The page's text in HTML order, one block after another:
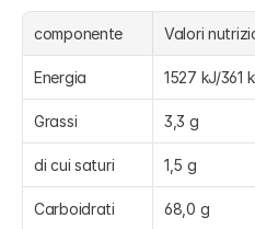
componente Valori
Energia 1527 kJ/361
Grassi 3,3 g
di cui saturi 1,5 g
Carboidrati 68,0 g